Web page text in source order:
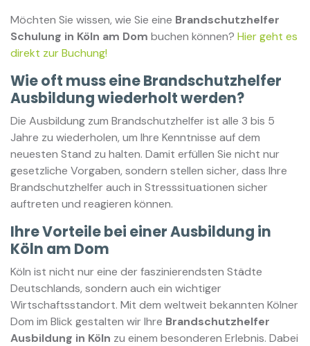
Möchten Sie wissen, wie Sie eine Brandschutzhelfer
Schulung in Köln am Dom buchen können? Hier geht es
direkt zur Buchung!
Wie oft muss eine Brandschutzhelfer
Ausbildung wiederholt werden?
Die Ausbildung zum Brandschutzhelfer ist alle 3 bis 5
Jahre zu wiederholen, um Ihre Kenntnisse auf dem
neuesten Stand zu halten. Damit erfüllen Sie nicht nur
gesetzliche Vorgaben, sondern stellen sicher, dass Ihre
Brandschutzhelfer auch in Stresssituationen sicher
auftreten und reagieren können.
Ihre Vorteile bei einer Ausbildung in
Köln am Dom
Köln ist nicht nur eine der faszinierendsten Städte
Deutschlands, sondern auch ein wichtiger
Wirtschaftsstandort. Mit dem weltweit bekannten Kölner
Dom im Blick gestalten wir Ihre Brandschutzhelfer
Ausbildung in Köln zu einem besonderen Erlebnis. Dabei